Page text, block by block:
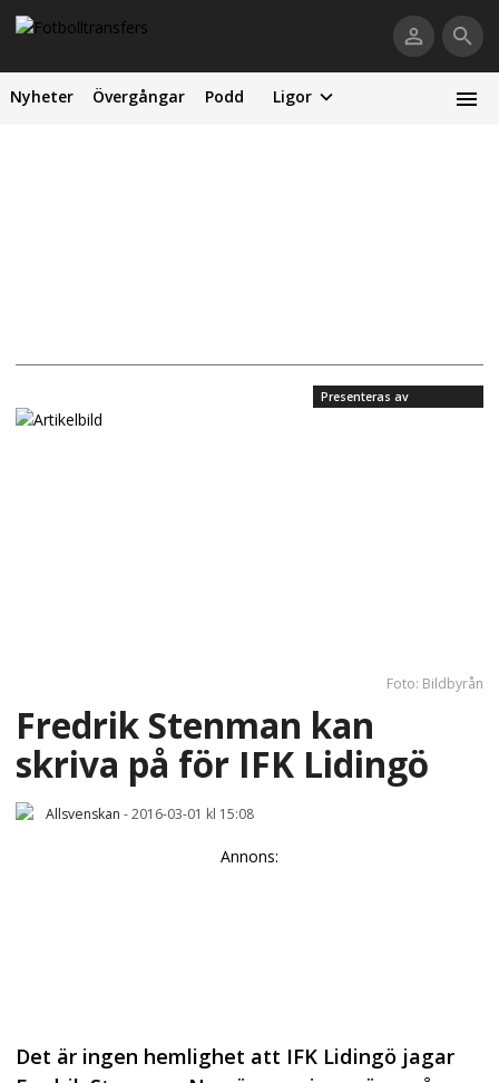
Nyheter Övergångar Podd Ligor
Presenteras av
Foto: Bildbyrån
Fredrik Stenman kan
skriva på för IFK Lidingö
Allsvenskan -2016-03-01 kl 15:08
Annons:
Det är ingen hemlighet att IFK Lidingö jagar